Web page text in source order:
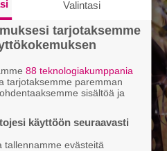
Valintasi
tarjotaksemme
88 teknologiakumppania
tarjotaksemme paremman
sisältöä ja
käyttöön seuraavasti
tallennamme evästeitä